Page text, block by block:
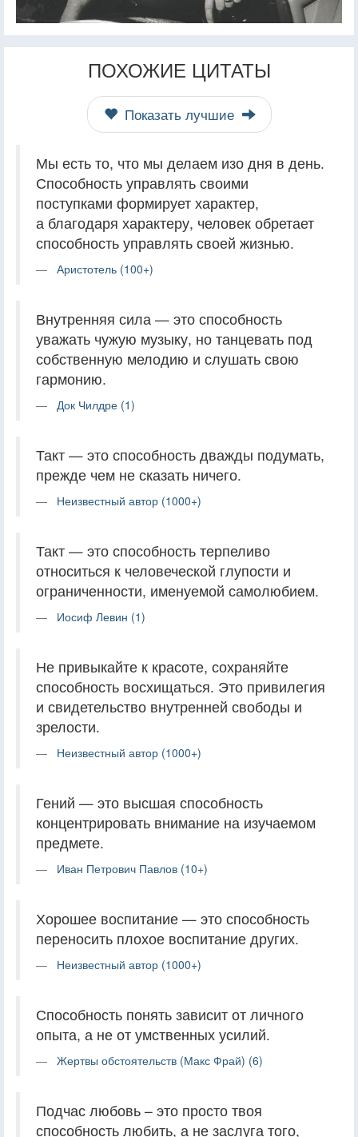
ПОХОЖИЕ ЦИТАТЫ
Показать лучшие
Мы есть то, что мы делаем изо дня в день.
Способность управлять своими
поступками формирует характер,
а благодаря характеру, человек обретает
способность управлять своей жизнью.
Аристотель (100+)
Внутренняя сила — это способность
уважать чужую музыку, но танцевать под
собственную мелодию и слушать свою
гармонию.
Док Чилдре (1)
Такт — это способность дважды подумать,
прежде чем не сказать ничего.
Неизвестный автор (1000+)
Такт — это способность терпеливо
относиться к человеческой глупости и
ограниченности, именуемой самолюбием.
Иосиф Левин (1)
Не привыкайте к красоте, сохраняйте
способность восхищаться. Это привилегия
и свидетельство внутренней свободы и
зрелости.
Неизвестный автор (1000+)
Гений — это высшая способность
концентрировать внимание на изучаемом
предмете.
Иван Петрович Павлов (10+)
Хорошее воспитание — это способность
переносить плохое воспитание других.
Неизвестный автор (1000+)
Способность понять зависит от личного
опыта, а не от умственных усилий.
Жертвы обстоятельств (Макс Фрай) (6)
Подчас любовь – это просто твоя
способность любить, а не заслуга того,